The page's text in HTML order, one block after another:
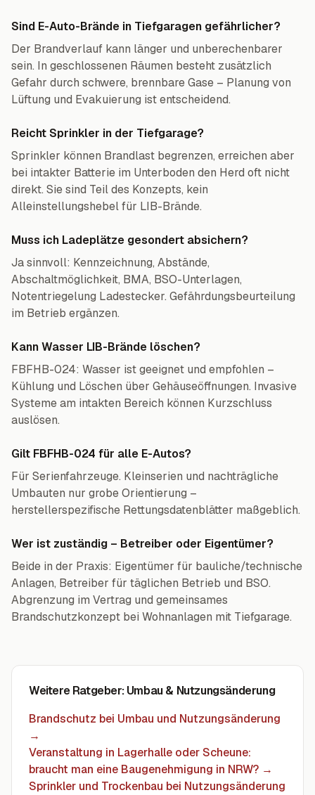
Sind E-Auto-Brände in Tiefgaragen gefährlicher?
Der Brandverlauf kann länger und unberechenbarer
sein. In geschlossenen Räumen besteht zusätzlich
Gefahr durch schwere, brennbare Gase – Planung von
Lüftung und Evakuierung ist entscheidend.
Reicht Sprinkler in der Tiefgarage?
Sprinkler können Brandlast begrenzen, erreichen aber
bei intakter Batterie im Unterboden den Herd oft nicht
direkt. Sie sind Teil des Konzepts, kein
Alleinstellungshebel für LIB-Brände.
Muss ich Ladeplätze gesondert absichern?
Ja sinnvoll: Kennzeichnung, Abstände,
Abschaltmöglichkeit, BMA, BSO-Unterlagen,
Notentriegelung Ladestecker. Gefährdungsbeurteilung
im Betrieb ergänzen.
Kann Wasser LIB-Brände löschen?
FBFHB-024: Wasser ist geeignet und empfohlen –
Kühlung und Löschen über Gehäuseöffnungen. Invasive
Systeme am intakten Bereich können Kurzschluss
auslösen.
Gilt FBFHB-024 für alle E-Autos?
Für Serienfahrzeuge. Kleinserien und nachträgliche
Umbauten nur grobe Orientierung –
herstellerspezifische Rettungsdatenblätter maßgeblich.
Wer ist zuständig – Betreiber oder Eigentümer?
Beide in der Praxis: Eigentümer für bauliche/technische
Anlagen, Betreiber für täglichen Betrieb und BSO.
Abgrenzung im Vertrag und gemeinsames
Brandschutzkonzept bei Wohnanlagen mit Tiefgarage.
Weitere Ratgeber: Umbau & Nutzungsänderung
Brandschutz bei Umbau und Nutzungsänderung
→
Veranstaltung in Lagerhalle oder Scheune:
braucht man eine Baugenehmigung in NRW? →
Sprinkler und Trockenbau bei Nutzungsänderung